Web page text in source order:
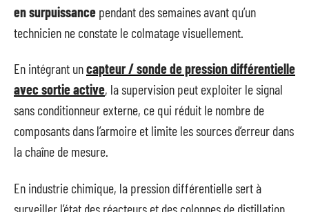
en surpuissance pendant des semaines avant qu’un
technicien ne constate le colmatage visuellement.
En intégrant uncapteur / sonde de pression différentielle
avec sortie active, la supervision peut exploiter le signal
sans conditionneur externe, ce qui réduit le nombre de
composants dans l’armoire et limite les sources d’erreur dans
la chaîne de mesure.
En industrie chimique, la pression différentielle sert à
surveiller l’état des réacteurs et des colonnes de distillation.